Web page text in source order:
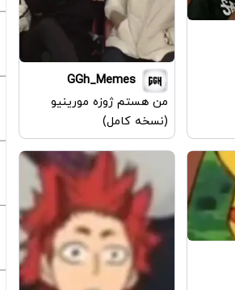
GGh_Memes
من هستم ژوزه مورینیو
(نسخه کامل)